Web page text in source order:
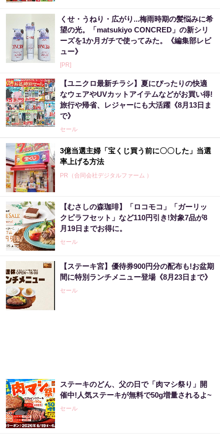
くせ・うねり・広がり...梅雨時期の髪悩みに希
望の光。「matsukiyo CONCRED」の新シリ
ーズを1か月ガチで使ってみた。《編集部レビ
ュー》
[PR]
【ユニクロ最新チラシ】夏にぴったりの快適
なウェアやUVカットアイテムなどがお買い得!
旅行や帰省、レジャーにも大活躍《8月13日ま
で》
セール
3億当選主婦「宝くじ買う前に〇〇した」当選
率上げる方法
PR（合同会社デジタルファーム ）
あなたの金運はどう？宝くじに縁がある時、
金運はこう変わる
PR（合同会社デジタルファーム ）
宝くじ当たる人は“たまたま”じゃない?!
PR（合同会社デジタルファーム ）
世界トップクラスの市場分析が導き出した事
実「大至急、暴落相場に備えて下さい」
PR（Acoco.）
【むさしの森珈琲】「ロコモコ」「ガーリッ
クピラフセット」など110円引き!対象7品が8
月19日までお得に。
セール
【ステーキ宮】優待券900円分の配布も!お盆期
間に特別ランチメニュー登場《8月23日まで》
セール
ステーキのどん、父の日で「肉マシ祭り」開
催中!人気ステーキが無料で50g増量されるよ~
セール